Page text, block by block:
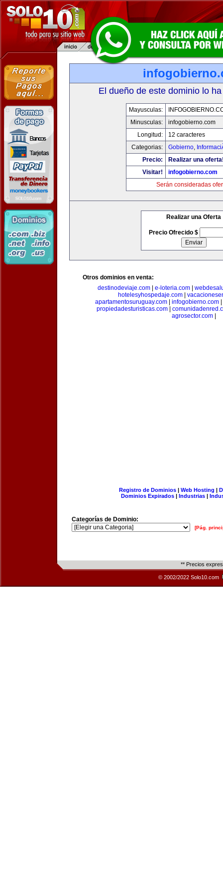
El dueño de este dominio lo
Mayusculas:
Minusculas:
infogobierno.com
Longitud:
12 caracteres
Categorias:
Gobierno,
Precio:
Realizar una
Visitar!
infogobierno.com
Serán consideradas
Realizar una Oferta
Precio Ofrecido $
Otros dominios en venta:
destinodeviaje.com
e-loteria.com
hotelesyhospedaje.com
apartamentosuruguay.com
infogobierno.com
propiedadesturisticas.com|
agrosector.com|
Registro de Dominios| Web Hosting |
Dominios Expirados | Industrias |
Categorías de Dominio:
[Pág.
** Precios
© 2002/2022 Solo10.com